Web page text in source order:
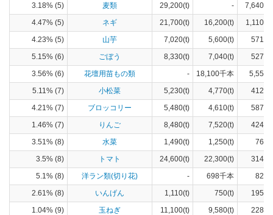
3.18% (5)
麦類 29,200(t) -
4.47% (5)
ネギ 21,700(t) 16,200(t)
4.23% (5)
山芋 7,020(t) 5,600(t)
5.15% (6)
ごぼう 8,330(t) 7,040(t)
3.56% (6)
花壇用苗もの類 - 18,100千本
5.11% (7)
小松菜 5,230(t) 4,770(t)
4.21% (7)
ブロッコリー 5,480(t) 4,610(t)
1.46% (7)
りんご 8,480(t) 7,520(t)
3.51% (8)
水菜 1,490(t) 1,250(t)
3.5% (8)
トマト 24,600(t) 22,300(t)
5.1% (8)
洋ラン類(切り花) - 698千本
2.61% (8)
いんげん 1,110(t) 750(t)
1.04% (9)
玉ねぎ 11,100(t) 9,580(t)